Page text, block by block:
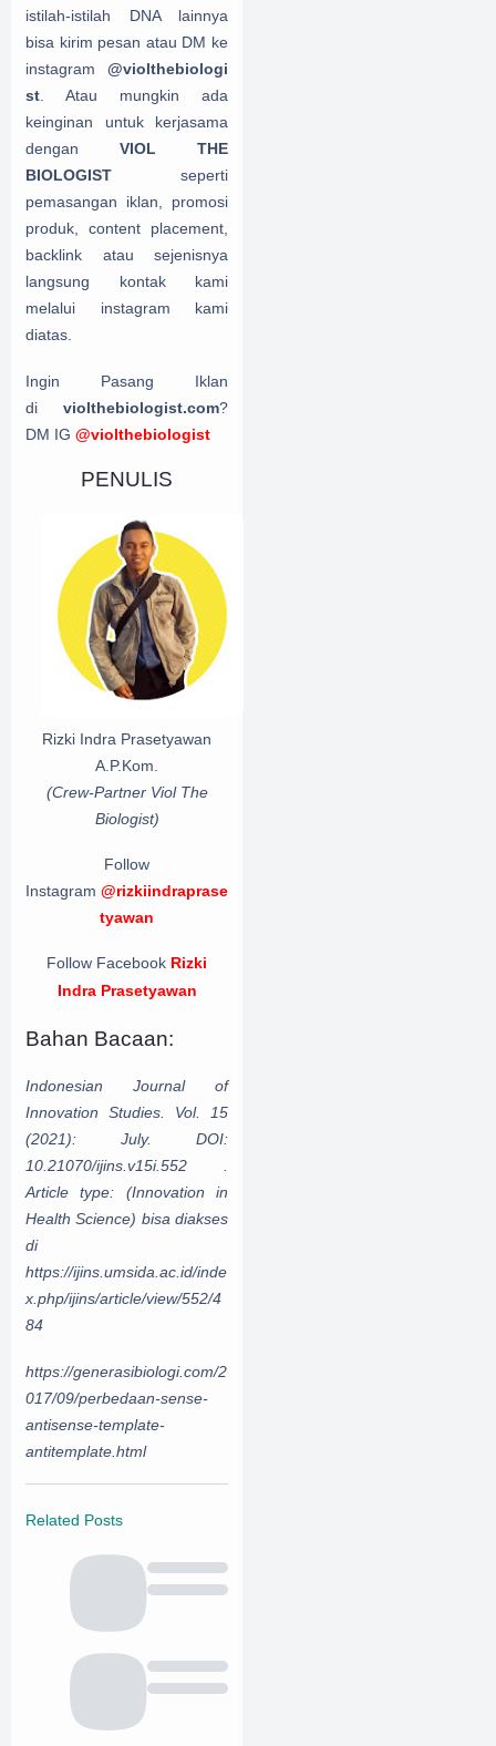
istilah-istilah DNA lainnya
bisa kirim pesan atau DM ke
instagram @violthebiologi
st. Atau mungkin ada
keinginan untuk kerjasama
dengan VIOL THE
BIOLOGIST seperti
pemasangan iklan, promosi
produk, content placement,
backlink atau sejenisnya
langsung kontak kami
melalui instagram kami
diatas.
Ingin Pasang Iklan
di violthebiologist.com?
DM IG @violthebiologist
PENULIS
Rizki Indra Prasetyawan
A.P.Kom.
(Crew-Partner Viol The
Biologist)
Follow
Instagram @rizkiindraprase
tyawan
Follow Facebook Rizki
Indra Prasetyawan
Bahan Bacaan:
Indonesian Journal of
Innovation Studies. Vol. 15
(2021): July. DOI:
10.21070/ijins.v15i.552 .
Article type: (Innovation in
Health Science) bisa diakses
di
https://ijins.umsida.ac.id/inde
x.php/ijins/article/view/552/4
84
https://generasibiologi.com/2
017/09/perbedaan-sense-
antisense-template-
antitemplate.html
Related Posts